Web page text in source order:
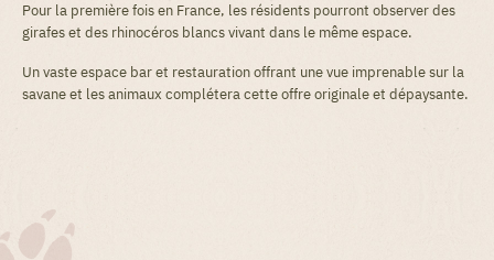
Pour la première fois en France, les résidents pourront observer des
girafes et des rhinocéros blancs vivant dans le même espace.
Un vaste espace bar et restauration offrant une vue imprenable sur la
savane et les animaux complétera cette offre originale et dépaysante.